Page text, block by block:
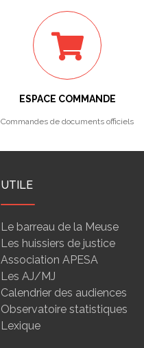
ESPACE COMMANDE
Commandes de documents officiels
UTILE
Le barreau de la Meuse
Les huissiers de justice
Association APESA
Les AJ/MJ
Calendrier des audiences
Observatoire statistiques
Lexique